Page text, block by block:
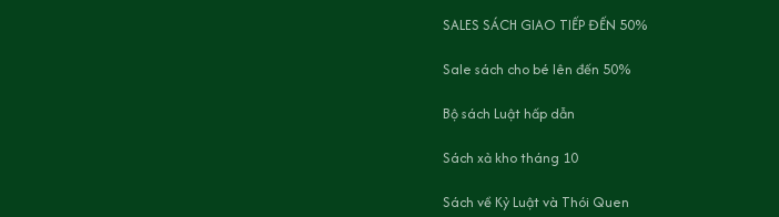
SALES SÁCH GIAO TIẾP ĐẾN 50%
Sale sách cho bé lên đến 50%
Bộ sách Luật hấp dẫn
Sách xả kho tháng 10
Sách về Kỷ Luật và Thói Quen